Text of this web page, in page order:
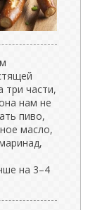
три части,
нам не
пиво,
масло,
на 3–4